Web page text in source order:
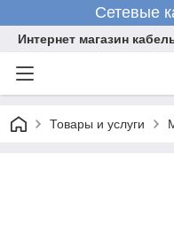
Сетевые
Интернет магазин
Товары и услуги